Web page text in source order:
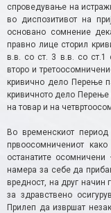
спроведување на
во диспозитивот на
основано сомнение
правно лице сторил
в.в. со ст. 3 в.в. со
второ и
кривично дело Перење
кривичното дело Перење
на товар и на
Во временскиот
првоосомничениот
останатите
намера за себе да
вредност, на друг начин
за здравствено
Прилеп да извршат